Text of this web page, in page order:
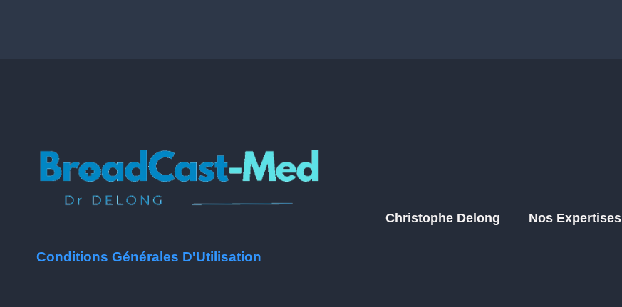
Conditions Générales D'Utilisation
Christophe Delong Nos Expertises